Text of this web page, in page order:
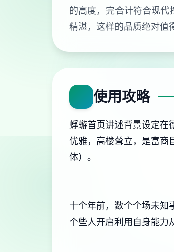
的高度，完合计符合现
精湛，这样的品质绝对值
使用攻略
蜉蝣首页讲述背景设定在
优雅，高楼耸立，是富商
体）。
十个年前，数个个场未知
个些人开启利用自身能力